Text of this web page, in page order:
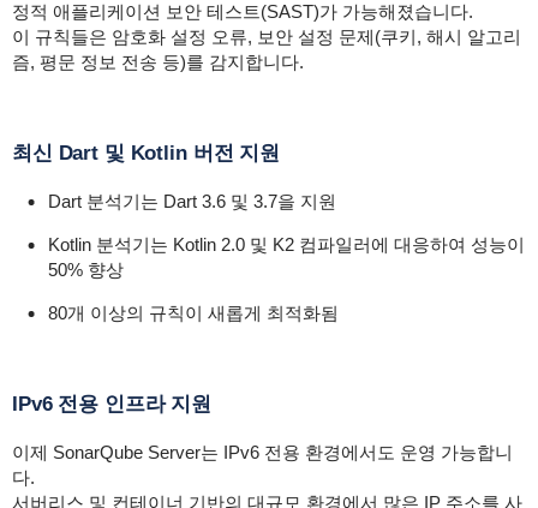
정적 애플리케이션 보안 테스트(SAST)가 가능해졌습니다.
이 규칙들은 암호화 설정 오류, 보안 설정 문제(쿠키, 해시 알고리
즘, 평문 정보 전송 등)를 감지합니다.
최신 Dart 및 Kotlin 버전 지원
Dart 분석기는 Dart 3.6 및 3.7을 지원
Kotlin 분석기는 Kotlin 2.0 및 K2 컴파일러에 대응하여 성능이
50% 향상
80개 이상의 규칙이 새롭게 최적화됨
IPv6 전용 인프라 지원
이제 SonarQube Server는 IPv6 전용 환경에서도 운영 가능합니
다.
서버리스 및 컨테이너 기반의 대규모 환경에서 많은 IP 주소를 사